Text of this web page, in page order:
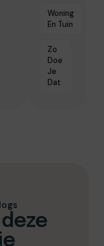
Woning
En Tuin
Zo
Doe
Je
Dat